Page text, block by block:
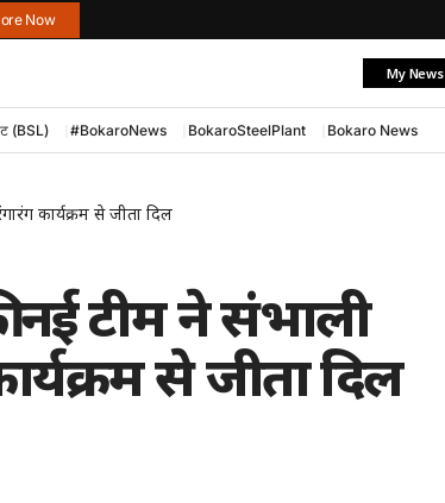
Now
My News
(BSL) #BokaroNews BokaroSteelPlant Bokaro News
कार्यक्रम से जीता दिल
नई टीम ने संभाली
से जीता दिल